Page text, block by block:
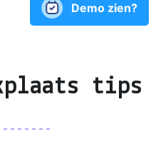
Demo zien?
tips